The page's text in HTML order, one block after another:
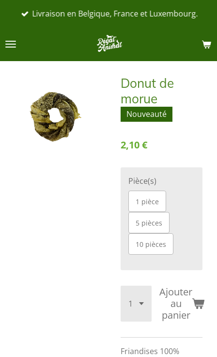
Passer
principal
Livraison en Belgique, France et Luxembourg.
Donut de
morue
Nouveauté
2,10 €
Pièce(s)
1 pièce
5 pièces
10 pièces
Ajouter
au
panier
Friandises 100%